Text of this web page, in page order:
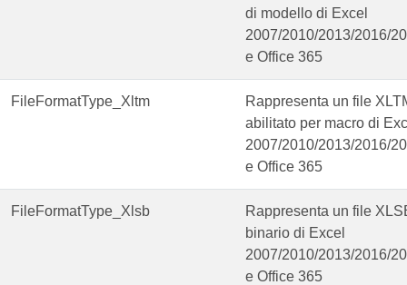
di modello di Excel
2007/2010/2013/2016/
e Office 365
FileFormatType_Xltm
Rappresenta un file
abilitato per macro di
2007/2010/2013/2016/
e Office 365
FileFormatType_Xlsb
Rappresenta un file
binario di Excel
2007/2010/2013/2016/
e Office 365